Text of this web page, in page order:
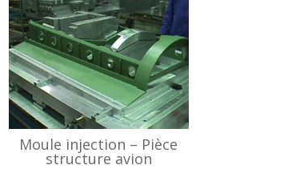
Moule injection – Pièce
structure avion